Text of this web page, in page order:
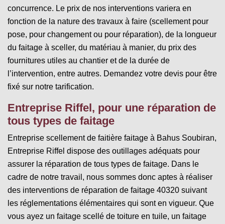
concurrence. Le prix de nos interventions variera en
fonction de la nature des travaux à faire (scellement pour
pose, pour changement ou pour réparation), de la longueur
du faitage à sceller, du matériau à manier, du prix des
fournitures utiles au chantier et de la durée de
l’intervention, entre autres. Demandez votre devis pour être
fixé sur notre tarification.
Entreprise Riffel, pour une réparation de
tous types de faitage
Entreprise scellement de faitière faitage à Bahus Soubiran,
Entreprise Riffel dispose des outillages adéquats pour
assurer la réparation de tous types de faitage. Dans le
cadre de notre travail, nous sommes donc aptes à réaliser
des interventions de réparation de faitage 40320 suivant
les réglementations élémentaires qui sont en vigueur. Que
vous ayez un faitage scellé de toiture en tuile, un faitage